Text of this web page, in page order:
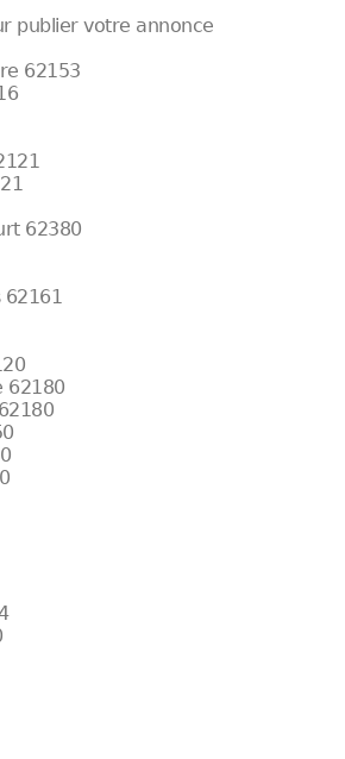
publier votre annonce
62153
62380
62161
62180